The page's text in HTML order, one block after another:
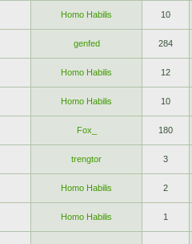
Homo Habilis 10
genfed 284
Homo Habilis 12
Homo Habilis 10
Fox_ 180
trengtor 3
Homo Habilis 2
Homo Habilis 1